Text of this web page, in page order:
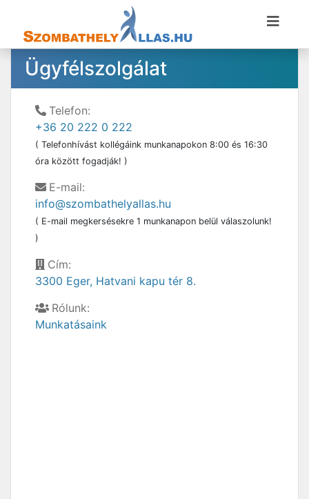
Ügyfélszolgálat
Telefon:
+36 20 222 0 222
( Telefonhívást kollégáink munkanapokon 8:00 és 16:30
óra között fogadják! )
E-mail:
info@szombathelyallas.hu
( E-mail megkersésekre 1 munkanapon belül válaszolunk!
)
Cím:
3300 Eger, Hatvani kapu tér 8.
Rólunk:
Munkatásaink